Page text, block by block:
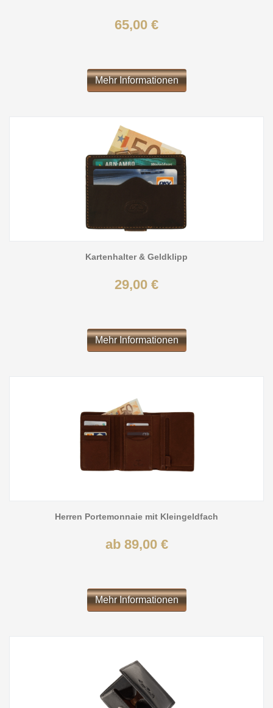
65,00 €
Mehr Informationen
Kartenhalter & Geldklipp
29,00 €
Mehr Informationen
Herren Portemonnaie mit Kleingeldfach
ab 89,00 €
Mehr Informationen